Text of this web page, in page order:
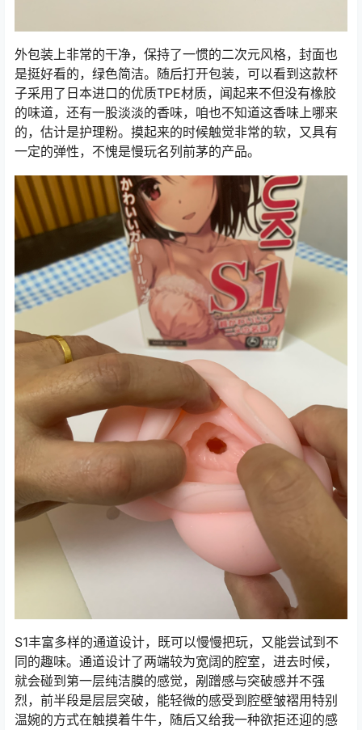
外包装上非常的干净，保持了一惯的二次元风格，封面也
是挺好看的，绿色简洁。随后打开包装，可以看到这款杯
子采用了日本进口的优质TPE材质，闻起来不但没有橡胶
的味道，还有一股淡淡的香味，咱也不知道这香味上哪来
的，估计是护理粉。摸起来的时候触觉非常的软，又具有
一定的弹性，不愧是慢玩名列前茅的产品。
S1丰富多样的通道设计，既可以慢慢把玩，又能尝试到不
同的趣味。通道设计了两端较为宽阔的腔室，进去时候，
就会碰到第一层纯洁膜的感觉，剐蹭感与突破感并不强
烈，前半段是层层突破，能轻微的感受到腔壁皱褶用特别
温婉的方式在触摸着牛牛，随后又给我一种欲拒还迎的感